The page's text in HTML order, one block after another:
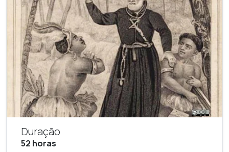
Duração
52 horas